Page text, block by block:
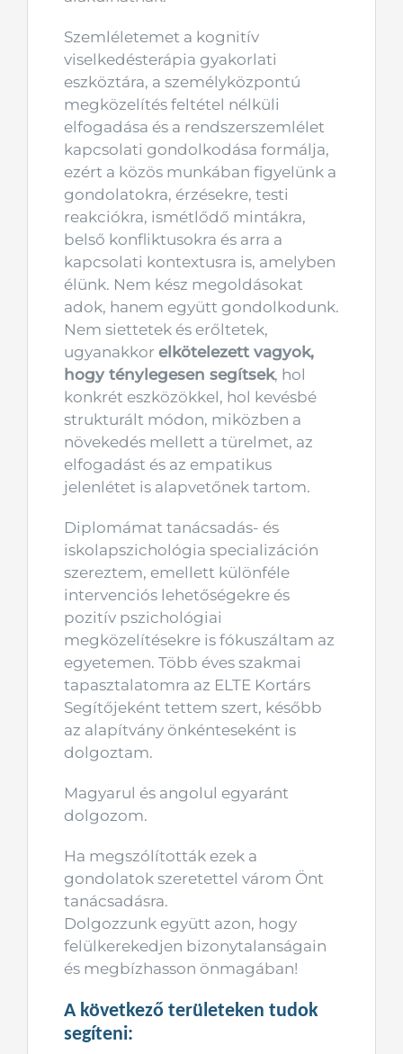
Szemléletemet a kognitív
viselkedésterápia gyakorlati
eszköztára, a személyközpontú
megközelítés feltétel nélküli
elfogadása és a rendszerszemlélet
kapcsolati gondolkodása formálja,
ezért a közös munkában figyelünk a
gondolatokra, érzésekre, testi
reakciókra, ismétlődő mintákra,
belső konfliktusokra és arra a
kapcsolati kontextusra is, amelyben
élünk. Nem kész megoldásokat
adok, hanem együtt gondolkodunk.
Nem siettetek és erőltetek,
ugyanakkor elkötelezett vagyok,
hogy ténylegesen segítsek, hol
konkrét eszközökkel, hol kevésbé
strukturált módon, miközben a
növekedés mellett a türelmet, az
elfogadást és az empatikus
jelenlétet is alapvetőnek tartom.
Diplomámat tanácsadás- és
iskolapszichológia specializáción
szereztem, emellett különféle
intervenciós lehetőségekre és
pozitív pszichológiai
megközelítésekre is fókuszáltam az
egyetemen. Több éves szakmai
tapasztalatomra az ELTE Kortárs
Segítőjeként tettem szert, később
az alapítvány önkénteseként is
dolgoztam.
Magyarul és angolul egyaránt
dolgozom.
Ha megszólították ezek a
gondolatok szeretettel várom Önt
tanácsadásra.
Dolgozzunk együtt azon, hogy
felülkerekedjen bizonytalanságain
és megbízhasson önmagában!
A következő területeken tudok
segíteni: